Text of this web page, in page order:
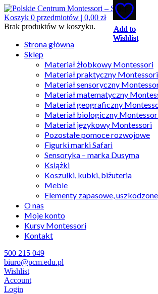
Koszyk 0 przedmiotów | 0,00 zł
Brak produktów w koszyku.
Strona główna
Sklep
Materiał żłobkowy Montessori
Materiał praktyczny Montessori
Materiał sensoryczny
Materiał matematyczny
Materiał geograficzny
Materiał biologiczny
Materiał językowy Montessori
Pozostałe pomoce rozwojowe
Figurki marki Safari
Sensoryka – marka Dusyma
Książki
Koszulki, kubki, biżuteria
Meble
Elementy zapasowe,
O nas
Moje konto
Kursy Montessori
Kontakt
500 215 049
biuro@pcm.edu.pl
Wishlist
Account
Login
Add to
Wishlist
Add to
Wishlist
Add to
Wishlist
Add to
Wishlist
Add to
Wishlist